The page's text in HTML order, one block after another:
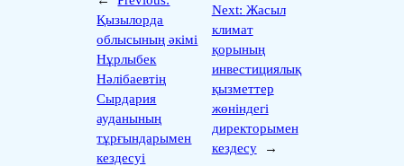
Қызылорда
облысының әкімі
Нұрлыбек
Нәлібаевтің
Сырдария
ауданының
тұрғындарымен
кездесуі
Next: Жасыл
климат
қорының
инвестициялық
қызметтер
жөніндегі
директорымен
кездесу
→